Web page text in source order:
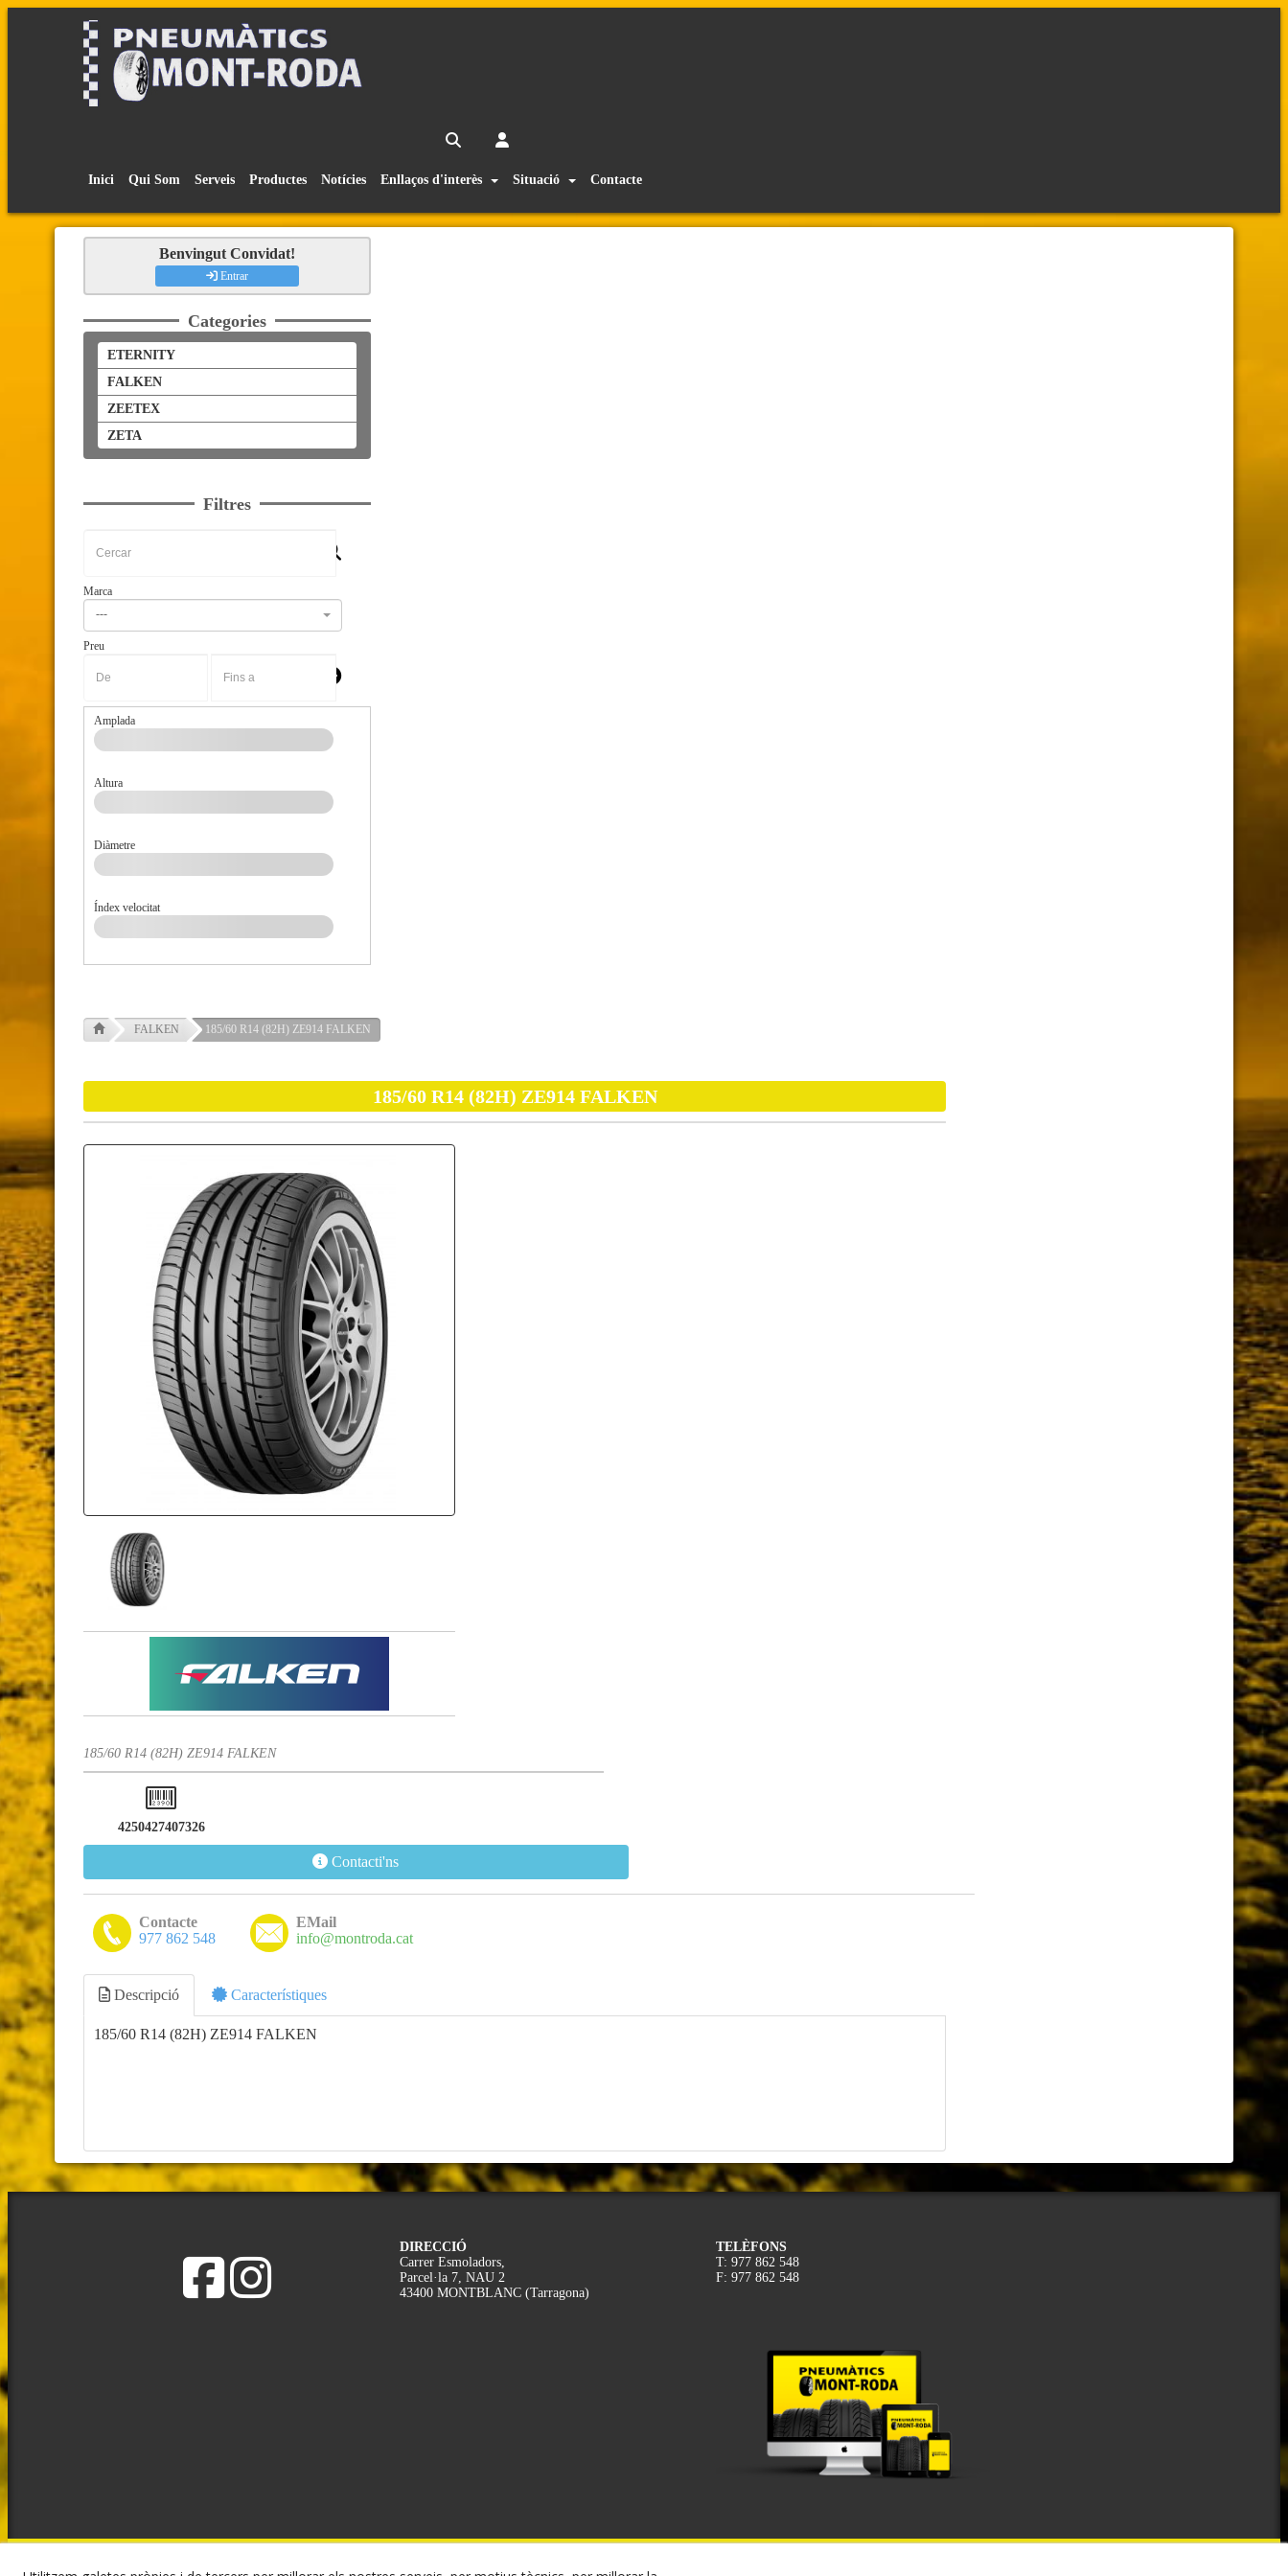
Inici Qui Som Serveis Productes Notícies Enllaços d'interès Situació Contacte
Benvingut Convidat!
Entrar
Categories
ETERNITY
FALKEN
ZEETEX
ZETA
Filtres
Marca
---
Preu
Amplada
Altura
Diàmetre
Índex velocitat
FALKEN 185/60 R14 (82H) ZE914 FALKEN
185/60 R14 (82H) ZE914 FALKEN
185/60 R14 (82H) ZE914 FALKEN
4250427407326
Contacti'ns
Contacte
977 862 548
EMail
info@montroda.cat
Descripció Característiques
185/60 R14 (82H) ZE914 FALKEN
DIRECCIÓ
Carrer Esmoladors,
Parcel·la 7, NAU 2
43400 MONTBLANC (Tarragona)
TELÈFONS
T: 977 862 548
F: 977 862 548